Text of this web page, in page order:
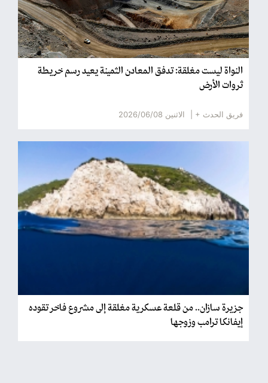
النواة ليست مغلقة: تدفق المعادن الثمينة يعيد رسم خريطة
ثروات الأرض
فريق الحدث + | الاثنين 2026/06/08
جزيرة سازان.. من قلعة عسكرية مغلقة إلى مشروع فاخر تقوده
إيفانكا ترامب وزوجها